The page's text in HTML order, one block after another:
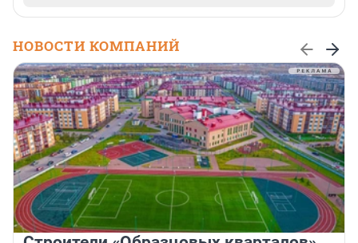
НОВОСТИ КОМПАНИЙ